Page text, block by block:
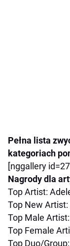
Pełna lista
kategoriach
[nggallery
Nagrody dla
Top Artist:
Top New Artist:
Top Male
Top Female
Top Duo/